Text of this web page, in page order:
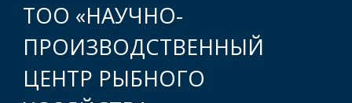
ТОО «НАУЧНО-
ПРОИЗВОДСТВЕННЫЙ
ЦЕНТР РЫБНОГО